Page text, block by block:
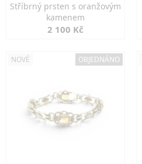
Stříbrný prsten s oranžovým
kamenem
2 100 Kč
NOVÉ OBJEDNÁNO